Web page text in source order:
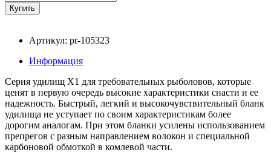
Артикул: pr-105323
Информация
Серия удилищ Х1 для требовательных рыболовов, которые
ценят в первую очередь высокие характеристики снасти и ее
надежность. Быстрый, легкий и высокочувствительный бланк
удилища не уступает по своим характеристикам более
дорогим аналогам. При этом бланки усилены использованием
препрегов с разным направлением волокон и специальной
карбоновой обмоткой в комлевой части.